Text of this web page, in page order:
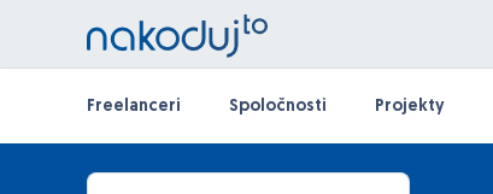
Freelanceri Spoločnosti Projekty